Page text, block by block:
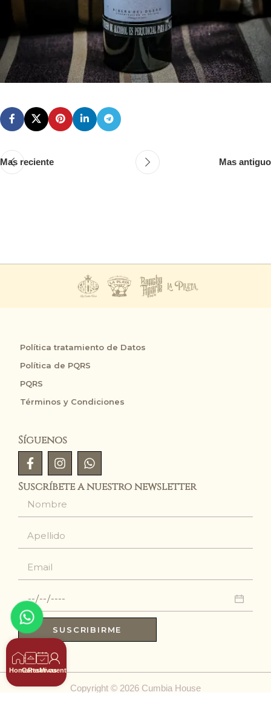
Mas reciente Mas antiguo
Política tratamiento de Datos
Política de PQRS
PQRS
Términos y Condiciones
Síguenos
Suscríbete a nuestro newsletter
SUSCRIBIRME
Copyright © 2026 Cumbia House
HomeCarta
Reservas
Mi cuenta